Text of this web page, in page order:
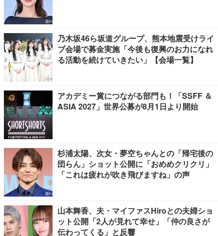
乃木坂46ら坂道グループ、熊本地震受けライ
ブ会場で募金実施「今後も復興のお力になれ
る活動を続けていきたい」【会場一覧】
アカデミー賞につながる部門も！「SSFF ＆
ASIA 2027」世界公募が8月1日より開始
杉浦太陽、次女・夢空ちゃんとの「帰宅後の
団らん」ショット公開に「おめめクリクリ」
「これは疲れが吹き飛びますね」の声
山本舞香、夫・マイファスHiroとの夫婦ショ
ット公開「2人が見れて幸せ」「仲の良さが
伝わってくる」と反響